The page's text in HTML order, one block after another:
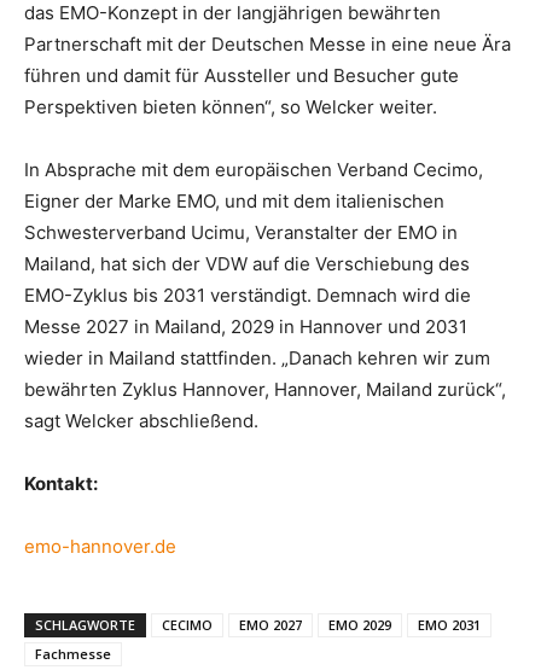
das EMO-Konzept in der langjährigen bewährten
Partnerschaft mit der Deutschen Messe in eine neue Ära
führen und damit für Aussteller und Besucher gute
Perspektiven bieten können“, so Welcker weiter.
In Absprache mit dem europäischen Verband Cecimo,
Eigner der Marke EMO, und mit dem italienischen
Schwesterverband Ucimu, Veranstalter der EMO in
Mailand, hat sich der VDW auf die Verschiebung des
EMO-Zyklus bis 2031 verständigt. Demnach wird die
Messe 2027 in Mailand, 2029 in Hannover und 2031
wieder in Mailand stattfinden. „Danach kehren wir zum
bewährten Zyklus Hannover, Hannover, Mailand zurück“,
sagt Welcker abschließend.
Kontakt:
emo-hannover.de
SCHLAGWORTE CECIMO EMO 2027 EMO 2029
EMO 2031
Fachmesse